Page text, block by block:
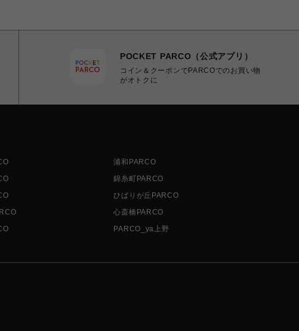
POCKET PARCO（公式アプリ）
コイン＆クーポンでPARCOでのお買い物
がオトクに
浦和PARCO
錦糸町PARCO
ひばりが丘PARCO
心斎橋PARCO
PARCO_ya上野